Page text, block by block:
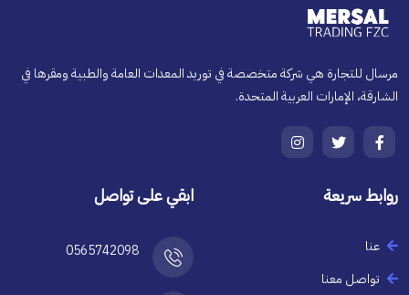
مرسال للتجارة هي شركة متخصصة في توريد المعدات العامة والطبية ومقرها في
الشارقة، الإمارات العربية المتحدة.
روابط سريعة
عنا
تواصل معنا
ابقي على تواصل
0565742098